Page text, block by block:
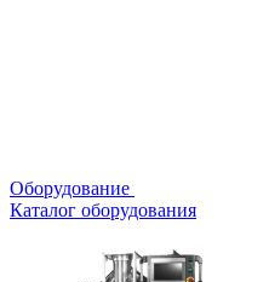
Оборудование
Каталог оборудования